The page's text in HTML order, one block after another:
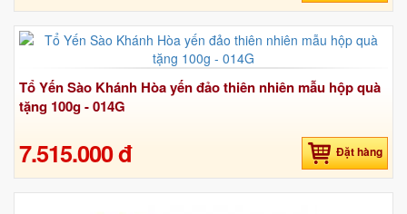
Tổ Yến Sào Khánh Hòa yến đảo thiên nhiên mẫu hộp quà
tặng 100g - 014G
7.515.000 đ Đặt hàng